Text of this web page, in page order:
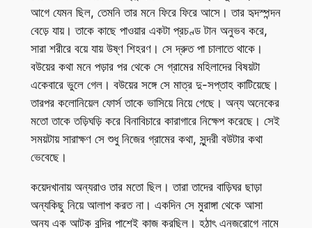
আগে যেমন ছিল, তেমনি তার মনে ফিরে ফিরে আসে। তার হৃদস্পন্দন
বেড়ে যায়। তাকে কাছে পাওয়ার একটা প্রচণ্ড টান অনুভব করে,
সারা শরীরে বয়ে যায় উষ্ণ শিহরণ। সে দ্রুত পা চালাতে থাকে।
বউয়ের কথা মনে পড়ার পর থেকে সে গ্রামের মহিলাদের বিষয়টা
একেবারে ভুলে গেল। বউয়ের সঙ্গে সে মাত্র দু-সপ্তাহ কাটিয়েছে।
তারপর কলোনিয়েল ফোর্স তাকে ভাসিয়ে নিয়ে গেছে। অন্য অনেকের
মতো তাকে তড়িঘড়ি করে বিনাবিচারে কারাগারে নিক্ষেপ করেছে। সেই
সময়টায় সারাক্ষণ সে শুধু নিজের গ্রামের কথা, সুন্দরী বউটার কথা
ভেবেছে।
কয়েদখানায় অন্যরাও তার মতো ছিল। তারা তাদের বাড়িঘর ছাড়া
অন্যকিছু নিয়ে আলাপ করত না। একদিন সে মুরাঙ্গা থেকে আসা
অন্য এক আটক বন্দির পাশেই কাজ করছিল। হঠাৎ এনজরোগে নামে